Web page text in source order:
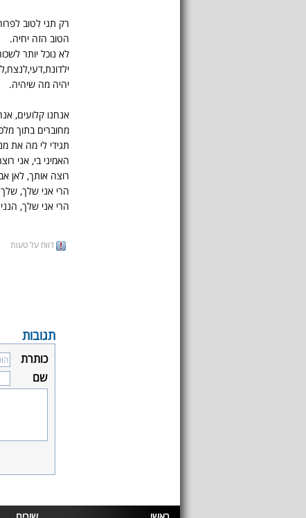
רק תני לטוב
הטוב הזה יחיה.
לא נוכל יותר
יהיה מה שיהיה.
אנחנו קלועים,
מחוברים בתוך
תגידי לי מה את
האמיני בי, אני
רוצה אותך, לאן
הרי אני שלך, שלך
הרי אני שלך,
דווח על טעות
תגובות
כותרת
שם